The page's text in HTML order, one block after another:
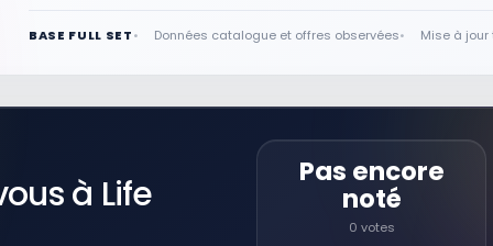
Other Means for Saving Life
Autres produits liés
BASE FULL SET Données catalogue et offres observées Mise à
à Life
Pas encore
noté
0 votes